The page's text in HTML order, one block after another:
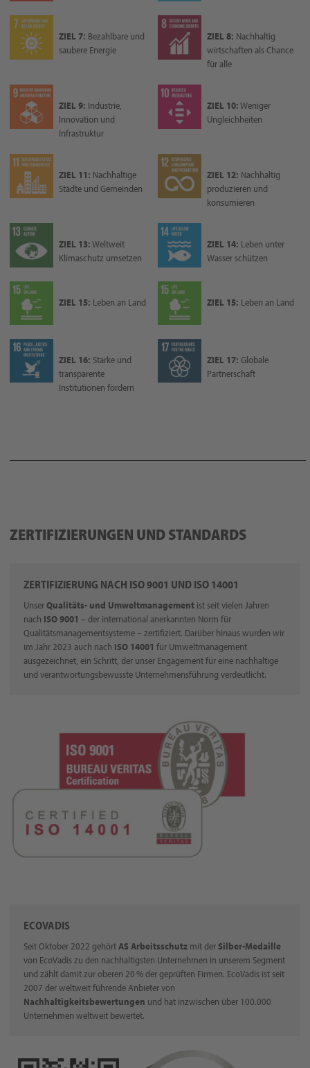
ZIEL 7: Bezahlbare und
saubere Energie
ZIEL 8: Nachhaltig
wirtschaften als Chance
für alle
ZIEL 9: Industrie,
Innovation und
Infrastruktur
ZIEL 10:Weniger
Ungleichheiten
ZIEL 11: Nachhaltige
Städte und Gemeinden
ZIEL 12: Nachhaltig
produzieren und
konsumieren
ZIEL 13:Weltweit
Klimaschutz umsetzen
ZIEL 14: Leben unter
Wasser schützen
ZIEL 15: Leben an Land ZIEL 15: Leben an Land
ZIEL 16: Starke und
transparente
Institutionen fördern
ZIEL 17: Globale
Partnerschaft
ZERTIFIZIERUNGEN UND STANDARDS
ZERTIFIZIERUNG NACH ISO 9001 UND ISO 14001
UnserQualitäts- und Umweltmanagement ist seit vielen Jahren
nach ISO 9001 – der international anerkannten Norm für
Qualitätsmanagementsysteme – zertifiziert. Darüber hinaus wurden wir
im Jahr 2023 auch nach ISO 14001 für Umweltmanagement
ausgezeichnet, ein Schritt, der unser Engagement für eine nachhaltige
und verantwortungsbewusste Unternehmensführung verdeutlicht.
ECOVADIS
Seit Oktober 2022 gehörtAS Arbeitsschutz mit der Silber-Medaille
von EcoVadis zu den nachhaltigsten Unternehmen in unserem Segment
und zählt damit zur oberen 20 % der geprüften Firmen. EcoVadis ist seit
2007 der weltweit führende Anbieter von
Nachhaltigkeitsbewertungen und hat inzwischen über 100.000
Unternehmen weltweit bewertet.